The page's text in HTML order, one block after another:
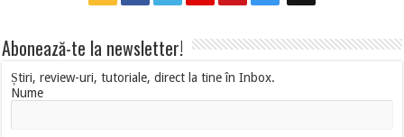
Abonează-te la newsletter!
Știri, review-uri, tutoriale, direct la tine în Inbox.
Nume